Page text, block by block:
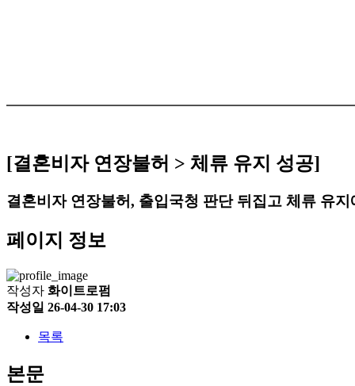
[결혼비자 연장불허 > 체류 유지 성공]
결혼비자 연장불허, 출입국청 판단 뒤집고 체류 유지
페이지 정보
작성자 화이트로펌
작성일 26-04-30 17:03
목록
본문